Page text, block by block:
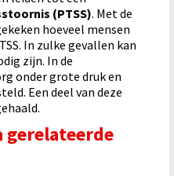
(PTSS). Met de
hoeveel mensen
In zulke gevallen kan
zijn. In de
onder grote druk en
Een deel van deze
gerelateerde